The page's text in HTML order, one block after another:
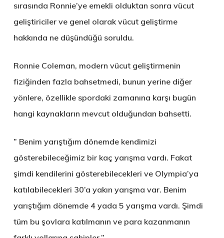
sırasında Ronnie’ye emekli olduktan sonra vücut
geliştiriciler ve genel olarak vücut geliştirme
hakkında ne düşündüğü soruldu.
Ronnie Coleman, modern vücut geliştirmenin
fiziğinden fazla bahsetmedi, bunun yerine diğer
yönlere, özellikle spordaki zamanına karşı bugün
hangi kaynakların mevcut olduğundan bahsetti.
” Benim yarıştığım dönemde kendimizi
gösterebileceğimiz bir kaç yarışma vardı. Fakat
şimdi kendilerini gösterebilecekleri ve Olympia’ya
katılabilecekleri 30’a yakın yarışma var. Benim
yarıştığım dönemde 4 yada 5 yarışma vardı. Şimdi
tüm bu şovlara katılmanın ve para kazanmanın